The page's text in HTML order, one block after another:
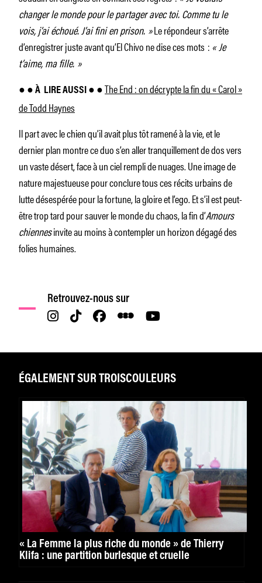
changer le monde pour le partager avec toi. Comme tu le
vois, j’ai échoué. J’ai fini en prison. »Le répondeur s’arrête
d’enregistrer juste avant qu’El Chivo ne dise ces mots : « Je
t’aime, ma fille. »
● ● À LIRE AUSSI ● ● The End : on décrypte la fin du « Carol »
de Todd Haynes
Il part avec le chien qu’il avait plus tôt ramené à la vie, et le
dernier plan montre ce duo s’en aller tranquillement de dos vers
un vaste désert, face à un ciel rempli de nuages. Une image de
nature majestueuse pour conclure tous ces récits urbains de
lutte désespérée pour la fortune, la gloire et l’ego. Et s’il est peut-
être trop tard pour sauver le monde du chaos, la fin d’Amours
chiennesinvite au moins à contempler un horizon dégagé des
folies humaines.
Retrouvez-nous sur
ÉGALEMENT SUR TROISCOULEURS
« La Femme la plus riche du monde » de Thierry
Klifa : une partition burlesque et cruelle